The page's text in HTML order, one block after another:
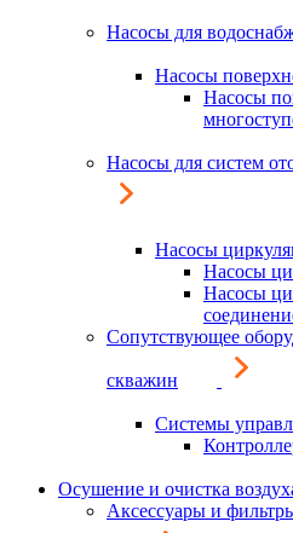
Насосы для
Насосы
Насосы
Насосы для систем
Насосы
Насосы
Насосы
Сопутствующее
скважин
Системы
Осушение и очистка
Аксессуары и